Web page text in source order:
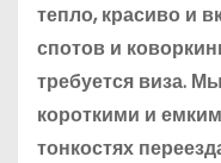
тепло, красиво и
спотов и
требуется виза.
короткими и
тонкостях